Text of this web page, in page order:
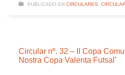
PUBLICADO EN CIRCULARES,
Circular nº. 32 – II Copa
Nostra Copa Valenta Futsal’